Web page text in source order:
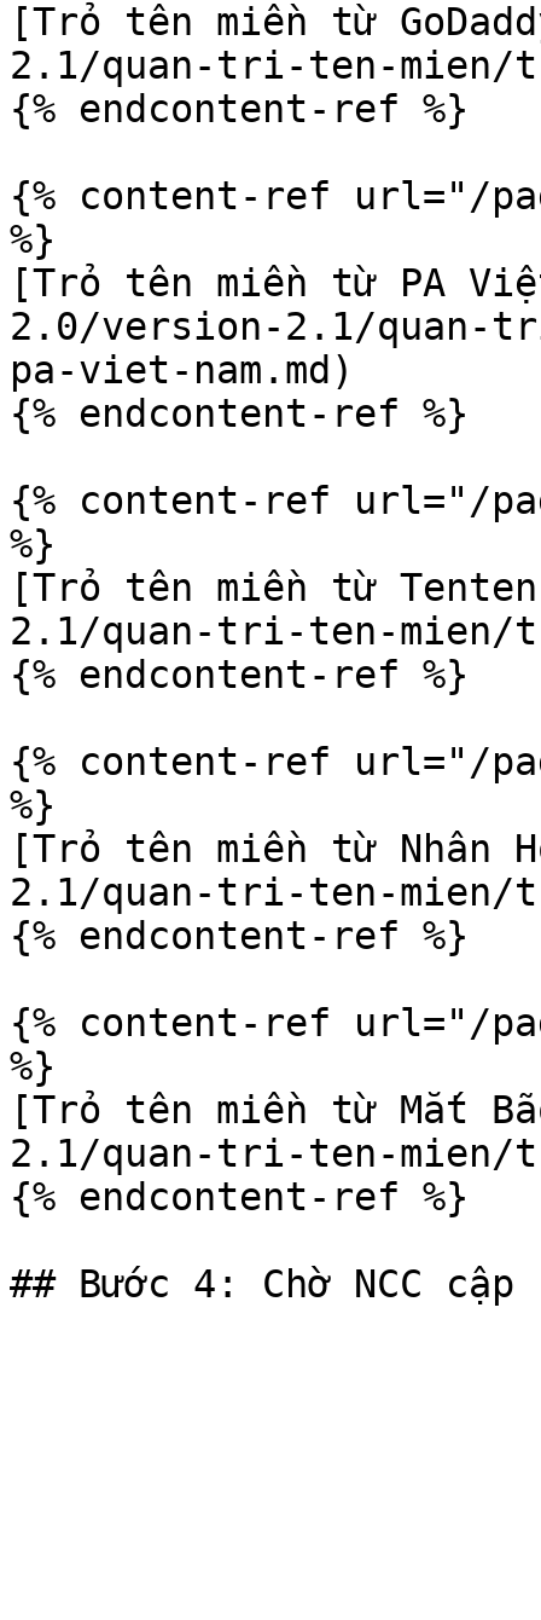
[Trỏ tên miền từ
2.1/quan-tri-ten-mien/
{% endcontent-ref %}
{% content-ref url="/
%}
[Trỏ tên miền từ PA
2.0/version-2.1/quan-
pa-viet-nam.md)
{% endcontent-ref %}
{% content-ref url="/
%}
[Trỏ tên miền từ
2.1/quan-tri-ten-mien/
{% endcontent-ref %}
{% content-ref url="/
%}
[Trỏ tên miền từ Nhân
2.1/quan-tri-ten-mien/
{% endcontent-ref %}
{% content-ref url="/
%}
[Trỏ tên miền từ Mắt
2.1/quan-tri-ten-mien/
{% endcontent-ref %}